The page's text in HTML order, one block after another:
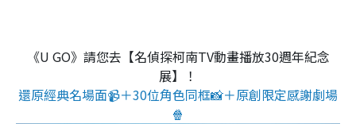
《U GO》請您去【名偵探柯南TV動畫播放30週年紀念
展】！
還原經典名場面📹＋30位角色同框📸＋原創限定感謝劇場
🍿